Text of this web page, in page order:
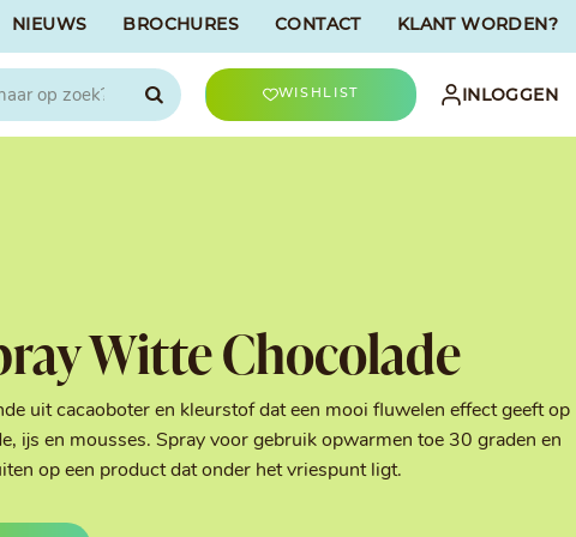
NIEUWS BROCHURES CONTACT KLANT WORDEN?
Zout
Halloween Decoratie
Kerst Decoratie
Kleuren van Patisserie
Paas Decoratie
Parels, Hagelslag &
 WISHLIST INLOGGEN
Witte Chocolade
uit cacaoboter en kleurstof dat een mooi fluwelen effect geeft op
ijs en mousses. Spray voor gebruik opwarmen toe 30 graden en
op een product dat onder het vriespunt ligt.